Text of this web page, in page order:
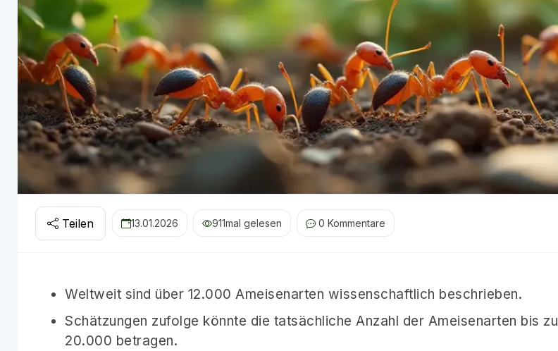
Teilen 13.01.2026 911mal gelesen 0 Kommentare
Weltweit sind über 12.000 Ameisenarten wissenschaftlich beschrieben.
Schätzungen zufolge könnte die tatsächliche Anzahl der Ameisenarten bis zu
20.000 betragen.